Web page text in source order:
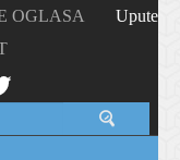
OGLASA
Upute